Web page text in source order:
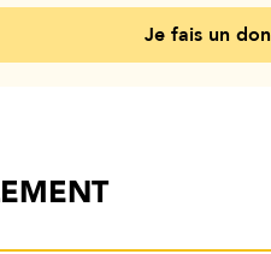
Je fais un